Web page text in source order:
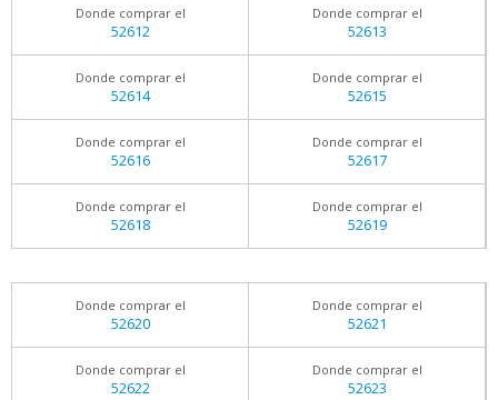
Donde comprar el
52612
Donde comprar el
52613
Donde comprar el
52614
Donde comprar el
52615
Donde comprar el
52616
Donde comprar el
52617
Donde comprar el
52618
Donde comprar el
52619
Donde comprar el
52620
Donde comprar el
52621
Donde comprar el
52622
Donde comprar el
52623